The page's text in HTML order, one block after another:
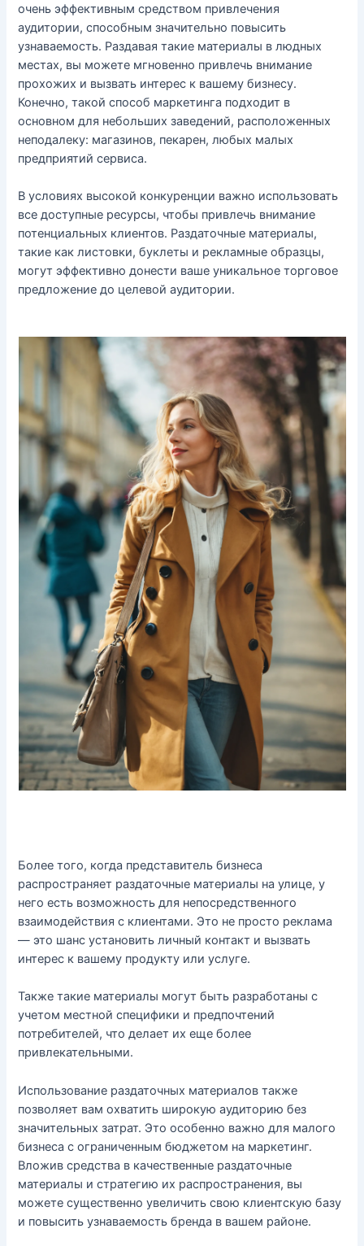
очень эффективным средством привлечения
аудитории, способным значительно повысить
узнаваемость. Раздавая такие материалы в людных
местах, вы можете мгновенно привлечь внимание
прохожих и вызвать интерес к вашему бизнесу.
Конечно, такой способ маркетинга подходит в
основном для небольших заведений, расположенных
неподалеку: магазинов, пекарен, любых малых
предприятий сервиса.
В условиях высокой конкуренции важно использовать
все доступные ресурсы, чтобы привлечь внимание
потенциальных клиентов. Раздаточные материалы,
такие как листовки, буклеты и рекламные образцы,
могут эффективно донести ваше уникальное торговое
предложение до целевой аудитории.
Более того, когда представитель бизнеса
распространяет раздаточные материалы на улице, у
него есть возможность для непосредственного
взаимодействия с клиентами. Это не просто реклама
— это шанс установить личный контакт и вызвать
интерес к вашему продукту или услуге.
Также такие материалы могут быть разработаны с
учетом местной специфики и предпочтений
потребителей, что делает их еще более
привлекательными.
Использование раздаточных материалов также
позволяет вам охватить широкую аудиторию без
значительных затрат. Это особенно важно для малого
бизнеса с ограниченным бюджетом на маркетинг.
Вложив средства в качественные раздаточные
материалы и стратегию их распространения, вы
можете существенно увеличить свою клиентскую базу
и повысить узнаваемость бренда в вашем районе.